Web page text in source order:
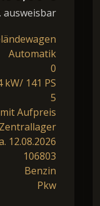
ausweisbar
Automatik
0
kW/ 141 PS
5
Aufpreis
Zentrallager
12.08.2026
106803
Benzin
Pkw